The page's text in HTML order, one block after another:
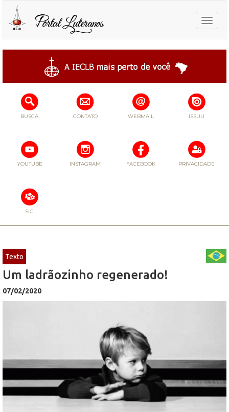
Toggle
BUSCA CONTATO WEBMAIL ISSUU
YOUTUBE INSTAGRAM FACEBOOK PRIVACIDADE
SIG
Texto
Um ladrãozinho regenerado!
07/02/2020